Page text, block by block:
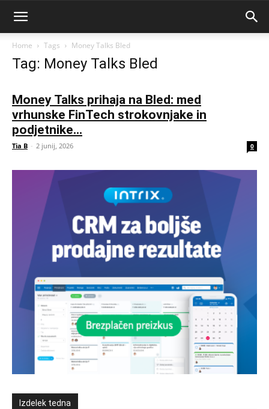
Home Tags Money Talks Bled
Tag: Money Talks Bled
Money Talks prihaja na Bled: med
vrhunske FinTech strokovnjake in
podjetnike...
Tia B - 2 junij, 2026 0
Izdelek tedna